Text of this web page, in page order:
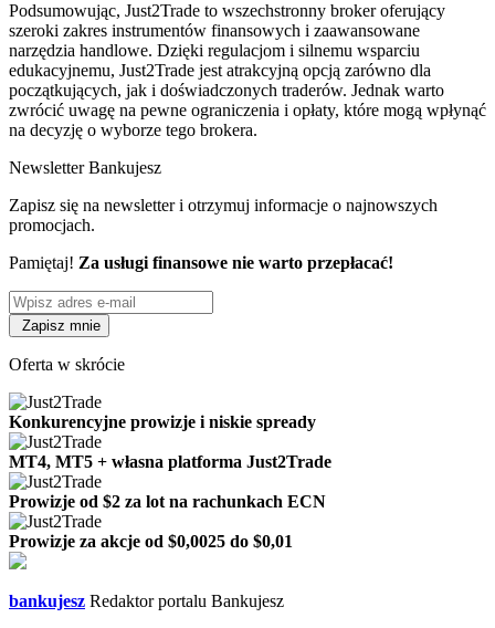
Podsumowując, Just2Trade to wszechstronny broker oferujący
szeroki zakres instrumentów finansowych i zaawansowane
narzędzia handlowe. Dzięki regulacjom i silnemu wsparciu
edukacyjnemu, Just2Trade jest atrakcyjną opcją zarówno dla
początkujących, jak i doświadczonych traderów. Jednak warto
zwrócić uwagę na pewne ograniczenia i opłaty, które mogą wpłynąć
na decyzję o wyborze tego brokera.
Newsletter Bankujesz
Zapisz się na newsletter i otrzymuj informacje o najnowszych
promocjach.
Pamiętaj! Za usługi finansowe nie warto przepłacać!
Zapisz mnie
Oferta w skrócie
Konkurencyjne prowizje i niskie spready
MT4, MT5 + własna platforma Just2Trade
Prowizje od $2 za lot na rachunkach ECN
Prowizje za akcje od $0,0025 do $0,01
bankujesz Redaktor portalu Bankujesz